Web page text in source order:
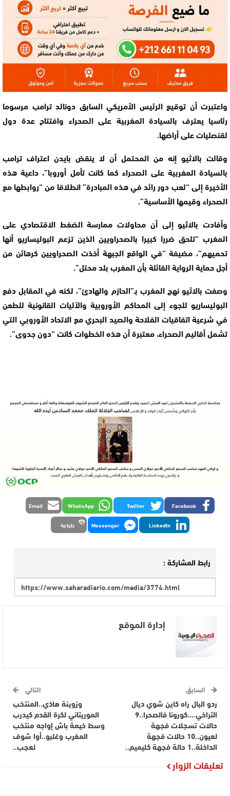
واعتبرت أن توقيع الرئيس الأمريكي السابق دونالد ترامب مرسوما
رئاسيا يعترف بالسيادة المغربية على الصحراء وافتتاح عدة دول
لقنصليات على أراضها.
وقالت بالاثيو إنه من المحتمل أن لا ينقض بايدن اعتراف ترامب
بالسيادة المغربية على الصحراء كما كانت تأمل أوروبا”، داعية هذه
الأخيرة إلى “لعب دور رائد في هذه المبادرة” انطلاقا من “روابطها مع
الصحراء وقيمها الأساسية”.
وأفادت بالاثيو إلى أن محاولات ممارسة الضغط الاقتصادي على
المغرب “تلحق ضررا كبيرا بالصحراويين الذين تزعم البوليساريو أنها
تحميهم”، مضيفة “في الواقع الجبهة أخذت الصحراويين كرهائن من
أجل حماية الرواية القائلة بأن المغرب بلد محتل”.
وصفت بالاثيو نهج المغرب بـ”الحازم والهادئ”، لكنه في المقابل دفع
البوليساريو للجوء إلى المحاكم الأوروبية والآليات القانونية للطعن
في شرعية اتفاقيات الفلاحة والصيد البحري مع الاتحاد الأوروبي التي
تشمل أقاليم الصحراء، معتبرة أن هذه الخطوات كانت “دون جدوى”.
Facebook
Twitter
WhatsApp
Email
LinkedIn
Messenger طباعة
رابط المشاركة :
إدارة الموقع
السابق
ردو البال راه كاين شوي ديال
التراخي….كورونا فالصحرا..9
حالات تسجلات فجهة
لعيون..10 حالات فجهة
الداخلة..1 حالة فجهة كليميم..
التالي
وزوينة هاذي..المنتخب
الموريتاني لكرة القدم كيدرب
وسط خيمة باش إواجه منتخب
المغرب وغلبو..أوا شوف
لعجب..
تعليقات الزوار